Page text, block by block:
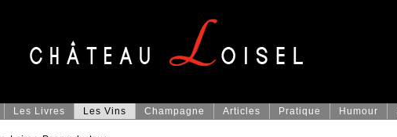
Les Livres Les Vins Champagne Articles Pratique Humour